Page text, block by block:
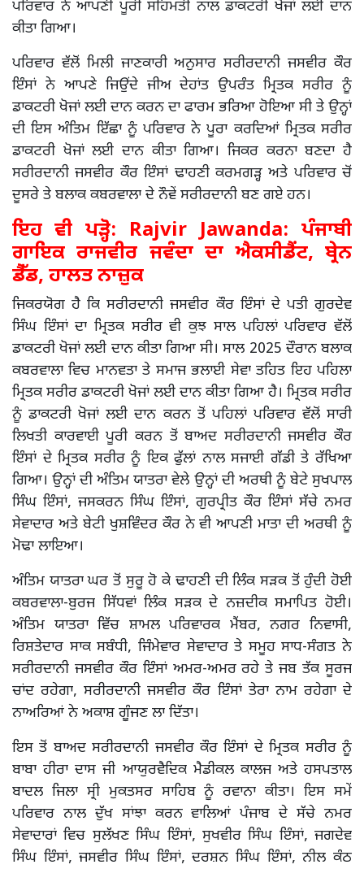
ਪਰਿਵਾਰ ਨੇ ਆਪਣੀ ਪੂਰੀ ਸਹਿਮਤੀ ਨਾਲ ਡਾਕਟਰੀ ਖੋਜਾਂ ਲਈ ਦਾਨ
ਕੀਤਾ ਗਿਆ।
ਪਰਿਵਾਰ ਵੱਲੋਂ ਮਿਲੀ ਜਾਣਕਾਰੀ ਅਨੁਸਾਰ ਸਰੀਰਦਾਨੀ ਜਸਵੀਰ ਕੌਰ
ਇੰਸਾਂ ਨੇ ਆਪਣੇ ਜਿਉਂਦੇ ਜੀਅ ਦੇਹਾਂਤ ਉਪਰੰਤ ਮ੍ਰਿਤਕ ਸਰੀਰ ਨੂੰ
ਡਾਕਟਰੀ ਖੋਜਾਂ ਲਈ ਦਾਨ ਕਰਨ ਦਾ ਫਾਰਮ ਭਰਿਆ ਹੋਇਆ ਸੀ ਤੇ ਉਨ੍ਹਾਂ
ਦੀ ਇਸ ਅੰਤਿਮ ਇੱਛਾ ਨੂੰ ਪਰਿਵਾਰ ਨੇ ਪੂਰਾ ਕਰਦਿਆਂ ਮ੍ਰਿਤਕ ਸਰੀਰ
ਡਾਕਟਰੀ ਖੋਜਾਂ ਲਈ ਦਾਨ ਕੀਤਾ ਗਿਆ। ਜਿਕਰ ਕਰਨਾ ਬਣਦਾ ਹੈ
ਸਰੀਰਦਾਨੀ ਜਸਵੀਰ ਕੌਰ ਇੰਸਾਂ ਢਾਹਣੀ ਕਰਮਗੜ੍ਹ ਅਤੇ ਪਰਿਵਾਰ ਚੋਂ
ਦੂਸਰੇ ਤੇ ਬਲਾਕ ਕਬਰਵਾਲਾ ਦੇ ਨੌਵੇਂ ਸਰੀਰਦਾਨੀ ਬਣ ਗਏ ਹਨ।
ਇਹ ਵੀ ਪੜ੍ਹੋ: Rajvir Jawanda: ਪੰਜਾਬੀ
ਗਾਇਕ ਰਾਜਵੀਰ ਜਵੰਦਾ ਦਾ ਐਕਸੀਡੈਂਟ, ਬ੍ਰੇਨ
ਡੈੱਡ, ਹਾਲਤ ਨਾਜ਼ੁਕ
ਜਿਕਰਯੋਗ ਹੈ ਕਿ ਸਰੀਰਦਾਨੀ ਜਸਵੀਰ ਕੌਰ ਇੰਸਾਂ ਦੇ ਪਤੀ ਗੁਰਦੇਵ
ਸਿੰਘ ਇੰਸਾਂ ਦਾ ਮ੍ਰਿਤਕ ਸਰੀਰ ਵੀ ਕੁਝ ਸਾਲ ਪਹਿਲਾਂ ਪਰਿਵਾਰ ਵੱਲੋਂ
ਡਾਕਟਰੀ ਖੋਜਾਂ ਲਈ ਦਾਨ ਕੀਤਾ ਗਿਆ ਸੀ। ਸਾਲ 2025 ਦੌਰਾਨ ਬਲਾਕ
ਕਬਰਵਾਲਾ ਵਿਚ ਮਾਨਵਤਾ ਤੇ ਸਮਾਜ ਭਲਾਈ ਸੇਵਾ ਤਹਿਤ ਇਹ ਪਹਿਲਾ
ਮ੍ਰਿਤਕ ਸਰੀਰ ਡਾਕਟਰੀ ਖੋਜਾਂ ਲਈ ਦਾਨ ਕੀਤਾ ਗਿਆ ਹੈ। ਮ੍ਰਿਤਕ ਸਰੀਰ
ਨੂੰ ਡਾਕਟਰੀ ਖੋਜਾਂ ਲਈ ਦਾਨ ਕਰਨ ਤੋਂ ਪਹਿਲਾਂ ਪਰਿਵਾਰ ਵੱਲੋਂ ਸਾਰੀ
ਲਿਖਤੀ ਕਾਰਵਾਈ ਪੂਰੀ ਕਰਨ ਤੋਂ ਬਾਅਦ ਸਰੀਰਦਾਨੀ ਜਸਵੀਰ ਕੌਰ
ਇੰਸਾਂ ਦੇ ਮ੍ਰਿਤਕ ਸਰੀਰ ਨੂੰ ਇਕ ਫੁੱਲਾਂ ਨਾਲ ਸਜਾਈ ਗੱਡੀ ਤੇ ਰੱਖਿਆ
ਗਿਆ। ਉਨ੍ਹਾਂ ਦੀ ਅੰਤਿਮ ਯਾਤਰਾ ਵੇਲੇ ਉਨ੍ਹਾਂ ਦੀ ਅਰਥੀ ਨੂੰ ਬੇਟੇ ਸੁਖਪਾਲ
ਸਿੰਘ ਇੰਸਾਂ, ਜਸਕਰਨ ਸਿੰਘ ਇੰਸਾਂ, ਗੁਰਪ੍ਰੀਤ ਕੌਰ ਇੰਸਾਂ ਸੱਚੇ ਨਮਰ
ਸੇਵਾਦਾਰ ਅਤੇ ਬੇਟੀ ਖੁਸ਼ਵਿੰਦਰ ਕੌਰ ਨੇ ਵੀ ਆਪਣੀ ਮਾਤਾ ਦੀ ਅਰਥੀ ਨੂੰ
ਮੋਢਾ ਲਾਇਆ।
ਅੰਤਿਮ ਯਾਤਰਾ ਘਰ ਤੋਂ ਸੁਰੂ ਹੋ ਕੇ ਢਾਹਣੀ ਦੀ ਲਿੰਕ ਸੜਕ ਤੋਂ ਹੁੰਦੀ ਹੋਈ
ਕਬਰਵਾਲਾ-ਬੁਰਜ ਸਿੱਧਵਾਂ ਲਿੰਕ ਸੜਕ ਦੇ ਨਜ਼ਦੀਕ ਸਮਾਪਿਤ ਹੋਈ।
ਅੰਤਿਮ ਯਾਤਰਾ ਵਿੱਚ ਸ਼ਾਮਲ ਪਰਿਵਾਰਕ ਮੈਂਬਰ, ਨਗਰ ਨਿਵਾਸੀ,
ਰਿਸ਼ਤੇਦਾਰ ਸਾਕ ਸਬੰਧੀ, ਜਿੰਮੇਵਾਰ ਸੇਵਾਦਾਰ ਤੇ ਸਮੂਹ ਸਾਧ-ਸੰਗਤ ਨੇ
ਸਰੀਰਦਾਨੀ ਜਸਵੀਰ ਕੌਰ ਇੰਸਾਂ ਅਮਰ-ਅਮਰ ਰਹੇ ਤੇ ਜਬ ਤੱਕ ਸੂਰਜ
ਚਾਂਦ ਰਹੇਗਾ, ਸਰੀਰਦਾਨੀ ਜਸਵੀਰ ਕੌਰ ਇੰਸਾਂ ਤੇਰਾ ਨਾਮ ਰਹੇਗਾ ਦੇ
ਨਾਅਰਿਆਂ ਨੇ ਅਕਾਸ਼ ਗੁੂੰਜਣ ਲਾ ਦਿੱਤਾ।
ਇਸ ਤੋਂ ਬਾਅਦ ਸਰੀਰਦਾਨੀ ਜਸਵੀਰ ਕੌਰ ਇੰਸਾਂ ਦੇ ਮ੍ਰਿਤਕ ਸਰੀਰ ਨੂੰ
ਬਾਬਾ ਹੀਰਾ ਦਾਸ ਜੀ ਆਯੁਰਵੈਦਿਕ ਮੈਡੀਕਲ ਕਾਲਜ ਅਤੇ ਹਸਪਤਾਲ
ਬਾਦਲ ਜਿਲਾ ਸ੍ਰੀ ਮੁਕਤਸਰ ਸਾਹਿਬ ਨੂੰ ਰਵਾਨਾ ਕੀਤਾ। ਇਸ ਸਮੇਂ
ਪਰਿਵਾਰ ਨਾਲ ਦੁੱਖ ਸਾਂਝਾ ਕਰਨ ਵਾਲਿਆਂ ਪੰਜਾਬ ਦੇ ਸੱਚੇ ਨਮਰ
ਸੇਵਾਦਾਰਾਂ ਵਿਚ ਸੁਲੱਖਣ ਸਿੰਘ ਇੰਸਾਂ, ਸੁਖਵੀਰ ਸਿੰਘ ਇੰਸਾਂ, ਜਗਦੇਵ
ਸਿੰਘ ਇੰਸਾਂ, ਜਸਵੀਰ ਸਿੰਘ ਇੰਸਾਂ, ਦਰਸ਼ਨ ਸਿੰਘ ਇੰਸਾਂ, ਨੀਲ ਕੰਠ